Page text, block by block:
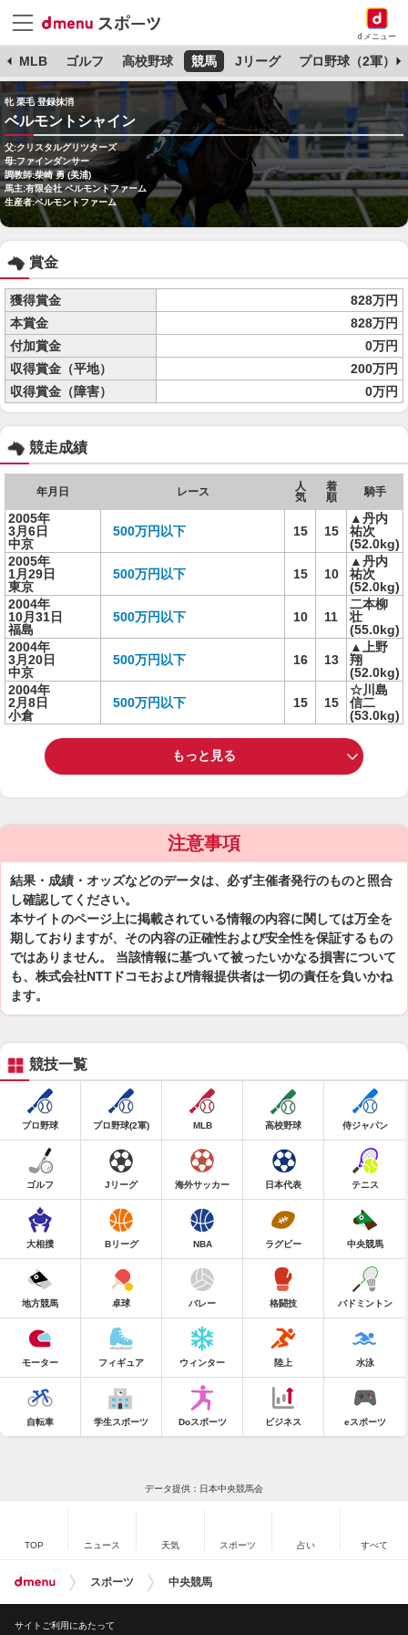
dメニュー
MLB ゴルフ 高校野球 競馬 Jリーグ プロ野球（2軍）
牝 栗毛 登録抹消
ベルモントシャイン
父:クリスタルグリツターズ
母:ファインダンサー
調教師:柴崎 勇 (美浦)
馬主:有限会社 ベルモントファーム
生産者:ベルモントファーム
賞金
獲得賞金
828万円
本賞金
828万円
付加賞金
0万円
収得賞金（平地）
200万円
収得賞金（障害）
0万円
競走成績
年月日 レース
人
気
着
順
騎手
2005年
3月6日
中京
500万円以下 15 15
▲丹内
祐次
(52.0kg)
2005年
1月29日
東京
500万円以下 15 10
▲丹内
祐次
(52.0kg)
2004年
10月31日
福島
500万円以下 10 11
二本柳
壮
(55.0kg)
2004年
3月20日
中京
500万円以下 16 13
▲上野
翔
(52.0kg)
2004年
2月8日
小倉
500万円以下 15 15
☆川島
信二
(53.0kg)
もっと見る
注意事項
結果・成績・オッズなどのデータは、必ず主催者発行のものと照合
し確認してください。
本サイトのページ上に掲載されている情報の内容に関しては万全を
期しておりますが、その内容の正確性および安全性を保証するもの
ではありません。 当該情報に基づいて被ったいかなる損害について
も、株式会社NTTドコモおよび情報提供者は一切の責任を負いかね
ます。
競技一覧
プロ野球 プロ野球(2軍) MLB 高校野球 侍ジャパン
ゴルフ Jリーグ 海外サッカー 日本代表 テニス
大相撲 Bリーグ NBA ラグビー 中央競馬
地方競馬 卓球 バレー 格闘技 バドミントン
モーター フィギュア ウィンター 陸上 水泳
自転車 学生スポーツ Doスポーツ ビジネス eスポーツ
データ提供：日本中央競馬会
TOP ニュース 天気 スポーツ 占い すべて
スポーツ 中央競馬
サイトご利用にあたって